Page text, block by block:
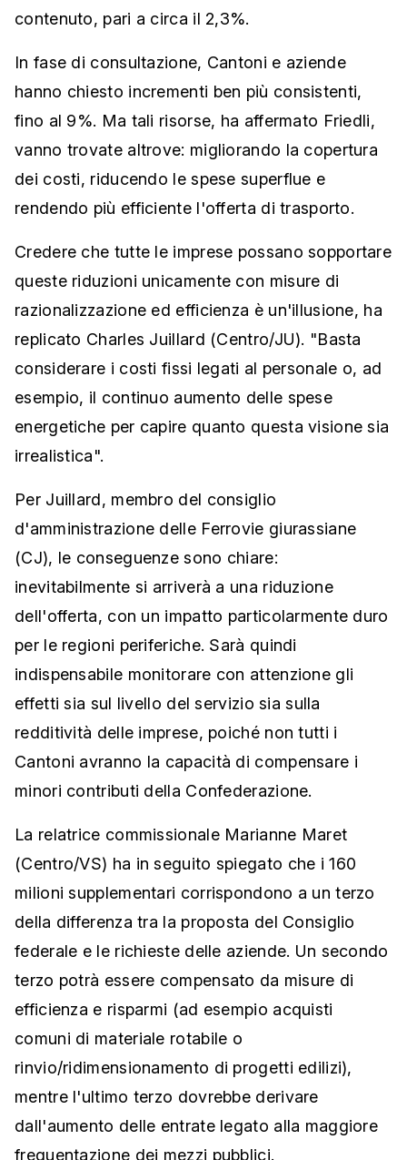
contenuto, pari a circa il 2,3%.
In fase di consultazione, Cantoni e aziende
hanno chiesto incrementi ben più consistenti,
fino al 9%. Ma tali risorse, ha affermato Friedli,
vanno trovate altrove: migliorando la copertura
dei costi, riducendo le spese superflue e
rendendo più efficiente l'offerta di trasporto.
Credere che tutte le imprese possano sopportare
queste riduzioni unicamente con misure di
razionalizzazione ed efficienza è un'illusione, ha
replicato Charles Juillard (Centro/JU). "Basta
considerare i costi fissi legati al personale o, ad
esempio, il continuo aumento delle spese
energetiche per capire quanto questa visione sia
irrealistica".
Per Juillard, membro del consiglio
d'amministrazione delle Ferrovie giurassiane
(CJ), le conseguenze sono chiare:
inevitabilmente si arriverà a una riduzione
dell'offerta, con un impatto particolarmente duro
per le regioni periferiche. Sarà quindi
indispensabile monitorare con attenzione gli
effetti sia sul livello del servizio sia sulla
redditività delle imprese, poiché non tutti i
Cantoni avranno la capacità di compensare i
minori contributi della Confederazione.
La relatrice commissionale Marianne Maret
(Centro/VS) ha in seguito spiegato che i 160
milioni supplementari corrispondono a un terzo
della differenza tra la proposta del Consiglio
federale e le richieste delle aziende. Un secondo
terzo potrà essere compensato da misure di
efficienza e risparmi (ad esempio acquisti
comuni di materiale rotabile o
rinvio/ridimensionamento di progetti edilizi),
mentre l'ultimo terzo dovrebbe derivare
dall'aumento delle entrate legato alla maggiore
frequentazione dei mezzi pubblici.